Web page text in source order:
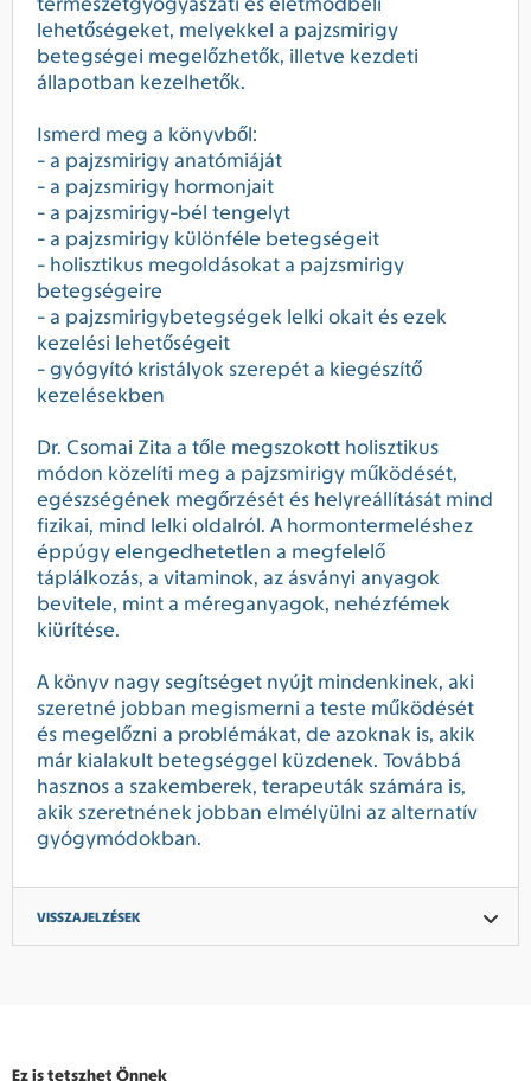
lehetőségeket, melyekkel a pajzsmirigy
betegségei megelőzhetők, illetve kezdeti
állapotban kezelhetők.
Ismerd meg a könyvből:
- a pajzsmirigy anatómiáját
- a pajzsmirigy hormonjait
- a pajzsmirigy-bél tengelyt
- a pajzsmirigy különféle betegségeit
- holisztikus megoldásokat a pajzsmirigy
betegségeire
- a pajzsmirigybetegségek lelki okait és ezek
kezelési lehetőségeit
- gyógyító kristályok szerepét a kiegészítő
kezelésekben
Dr. Csomai Zita a tőle megszokott holisztikus
módon közelíti meg a pajzsmirigy működését,
egészségének megőrzését és helyreállítását mind
fizikai, mind lelki oldalról. A hormontermeléshez
éppúgy elengedhetetlen a megfelelő
táplálkozás, a vitaminok, az ásványi anyagok
bevitele, mint a méreganyagok, nehézfémek
kiürítése.
A könyv nagy segítséget nyújt mindenkinek, aki
szeretné jobban megismerni a teste működését
és megelőzni a problémákat, de azoknak is, akik
már kialakult betegséggel küzdenek. Továbbá
hasznos a szakemberek, terapeuták számára is,
akik szeretnének jobban elmélyülni az alternatív
gyógymódokban.
VISSZAJELZÉSEK
Ez is tetszhet Önnek